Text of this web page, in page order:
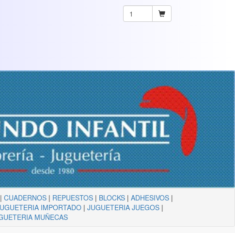
|CUADERNOS | REPUESTOS | BLOCKS |ADHESIVOS |
IMPORTADO| JUGUETERIA JUEGOS|
MUÑECAS